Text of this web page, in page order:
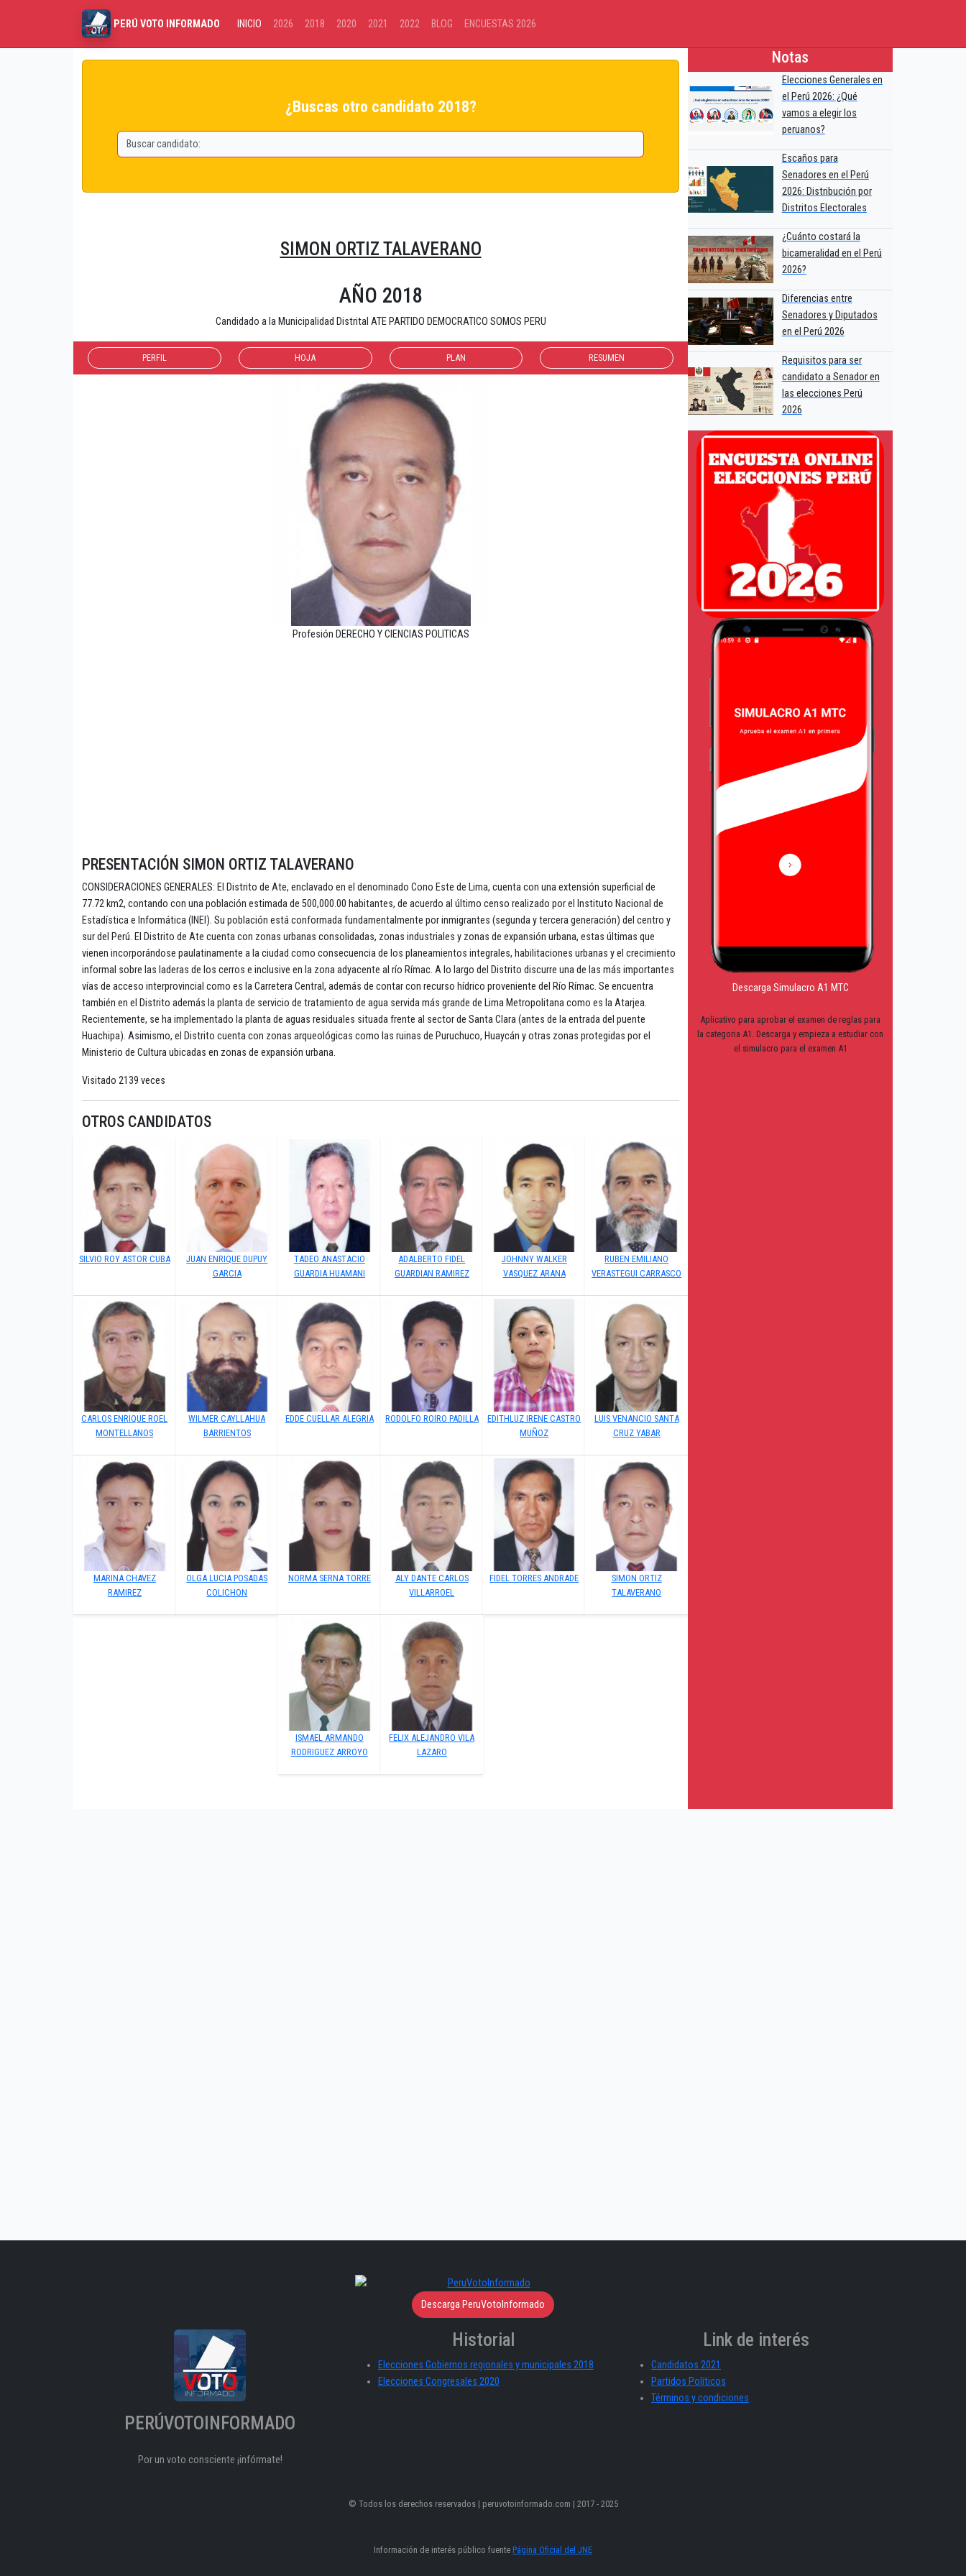
PERÚ VOTO INFORMADO INICIO 2026 2018 2020 2021 2022 BLOG ENCUESTAS 2026
¿Buscas otro candidato 2018?
SIMON ORTIZ TALAVERANO
AÑO 2018
Candidado a la Municipalidad Distrital ATE PARTIDO DEMOCRATICO SOMOS PERU
PERFIL HOJA PLAN RESUMEN
Profesión DERECHO Y CIENCIAS POLITICAS
PRESENTACIÓN SIMON ORTIZ TALAVERANO
CONSIDERACIONES GENERALES: El Distrito de Ate, enclavado en el denominado Cono Este de Lima, cuenta con una extensión superficial de
77.72 km2, contando con una población estimada de 500,000.00 habitantes, de acuerdo al último censo realizado por el Instituto Nacional de
Estadística e Informática (INEI). Su población está conformada fundamentalmente por inmigrantes (segunda y tercera generación) del centro y
sur del Perú. El Distrito de Ate cuenta con zonas urbanas consolidadas, zonas industriales y zonas de expansión urbana, estas últimas que
vienen incorporándose paulatinamente a la ciudad como consecuencia de los planeamientos integrales, habilitaciones urbanas y el crecimiento
informal sobre las laderas de los cerros e inclusive en la zona adyacente al río Rímac. A lo largo del Distrito discurre una de las más importantes
vías de acceso interprovincial como es la Carretera Central, además de contar con recurso hídrico proveniente del Río Rímac. Se encuentra
también en el Distrito además la planta de servicio de tratamiento de agua servida más grande de Lima Metropolitana como es la Atarjea.
Recientemente, se ha implementado la planta de aguas residuales situada frente al sector de Santa Clara (antes de la entrada del puente
Huachipa). Asimismo, el Distrito cuenta con zonas arqueológicas como las ruinas de Puruchuco, Huaycán y otras zonas protegidas por el
Ministerio de Cultura ubicadas en zonas de expansión urbana.
Visitado 2139 veces
OTROS CANDIDATOS
SILVIO ROY ASTOR CUBA
JUAN ENRIQUE DUPUY
GARCIA
TADEO ANASTACIO
GUARDIA HUAMANI
ADALBERTO FIDEL
GUARDIAN RAMIREZ
JOHNNY WALKER
VASQUEZ ARANA
RUBEN EMILIANO
VERASTEGUI CARRASCO
CARLOS ENRIQUE ROEL
MONTELLANOS
WILMER CAYLLAHUA
BARRIENTOS
EDDE CUELLAR ALEGRIA RODOLFO ROIRO PADILLA
EDITHLUZ IRENE CASTRO
MUÑOZ
LUIS VENANCIO SANTA
CRUZ YABAR
MARINA CHAVEZ
RAMIREZ
OLGA LUCIA POSADAS
COLICHON
NORMA SERNA TORRE
ALY DANTE CARLOS
VILLARROEL
FIDEL TORRES ANDRADE
SIMON ORTIZ
TALAVERANO
ISMAEL ARMANDO
RODRIGUEZ ARROYO
FELIX ALEJANDRO VILA
LAZARO
Notas
Elecciones Generales en
el Perú 2026: ¿Qué
vamos a elegir los
peruanos?
Escaños para
Senadores en el Perú
2026: Distribución por
Distritos Electorales
¿Cuánto costará la
bicameralidad en el Perú
2026?
Diferencias entre
Senadores y Diputados
en el Perú 2026
Requisitos para ser
candidato a Senador en
las elecciones Perú
2026
Descarga Simulacro A1 MTC
Aplicativo para aprobar el examen de reglas para
la categoria A1. Descarga y empieza a estudiar con
el simulacro para el examen A1
Descarga PeruVotoInformado
PERÚVOTOINFORMADO
Por un voto consciente ¡infórmate!
Historial
Elecciones Gobiernos regionales y municipales 2018
Elecciones Congresales 2020
Link de interés
Candidatos 2021
Partidos Políticos
Términos y condiciones
© Todos los derechos reservados | peruvotoinformado.com | 2017 - 2025
Información de interés público fuente Página Oficial del JNE